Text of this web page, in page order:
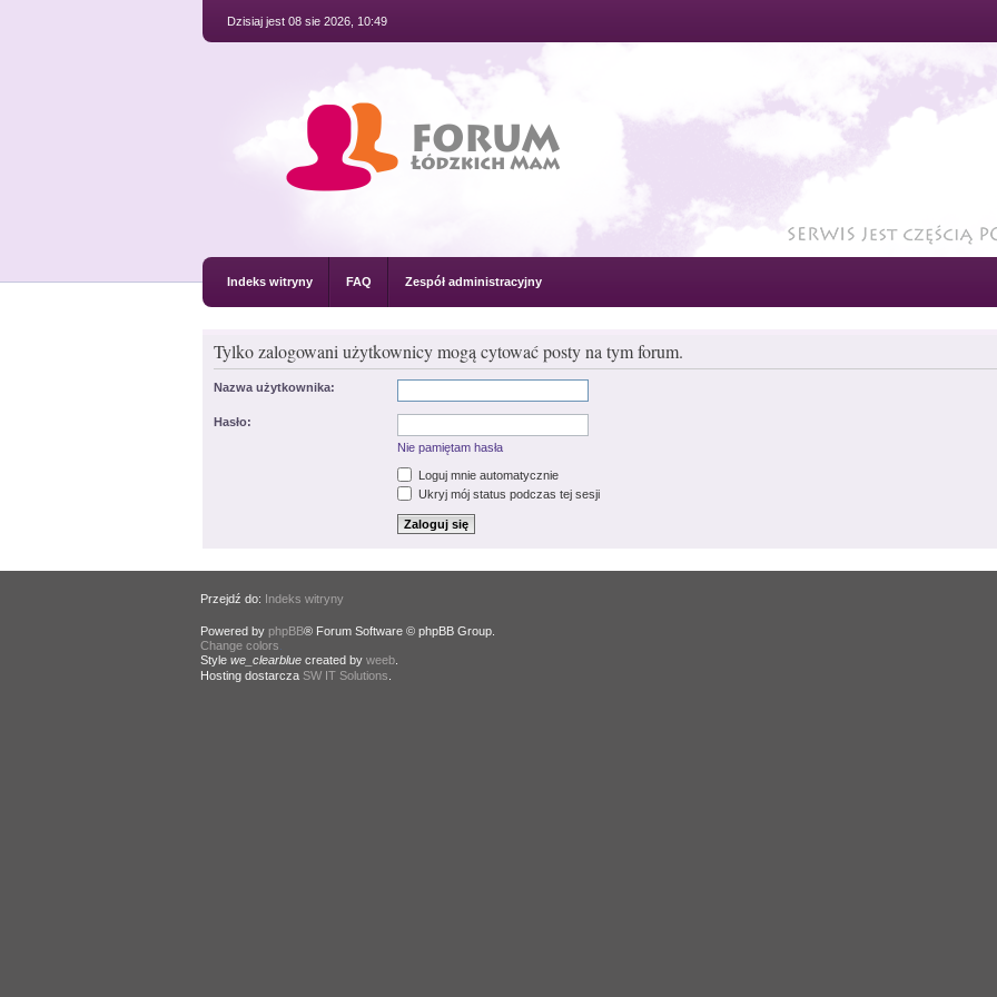
Dzisiaj jest 08 sie 2026, 10:49
Indeks witryny FAQ Zespół administracyjny
Tylko zalogowani użytkownicy mogą cytować posty na tym forum.
Nazwa użytkownika:
Hasło:
Nie pamiętam hasła
Loguj mnie automatycznie
Ukryj mój status podczas tej sesji
Przejdź do: Indeks witryny
Powered by phpBB® Forum Software © phpBB Group.
Change colors
Style we_clearbluecreated by weeb.
Hosting dostarcza SW IT Solutions